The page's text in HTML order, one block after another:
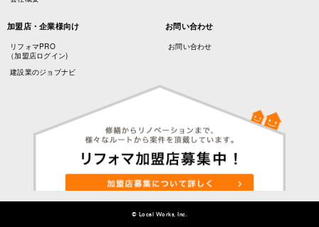
加盟店・企業様向け
リフォマPRO
（加盟店ログイン)
建設業のジョブナビ
お問い合わせ
お問い合わせ
© Local Works, Inc.